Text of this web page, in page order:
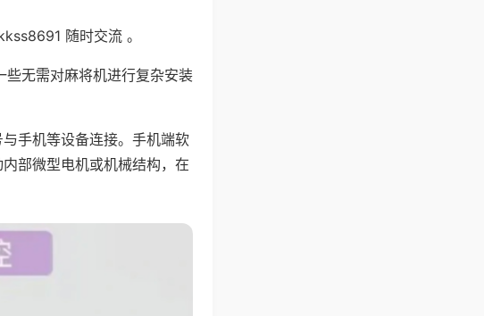
随时交流 。
无需对麻将机进行复杂安装
手机等设备连接。手机端软
部微型电机或机械结构，在